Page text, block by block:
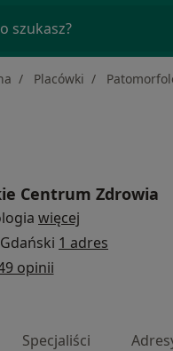
szukasz?
Placówki
Centrum Zdrowia
więcej
1 adres
opinii
Specjaliści